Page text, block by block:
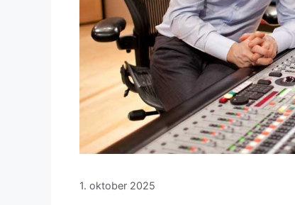
1. oktober 2025